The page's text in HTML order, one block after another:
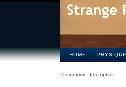
HOME PHYSIQUE
Connexion Inscription